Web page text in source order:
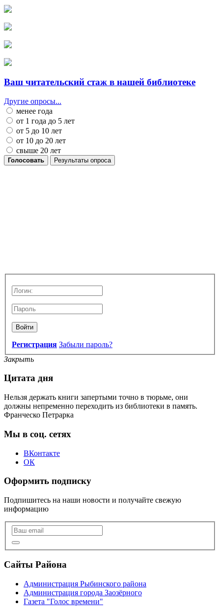
Ваш читательский стаж в нашей библиотеке
Другие опросы...
менее года
от 1 года до 5 лет
от 5 до 10 лет
от 10 до 20 лет
свыше 20 лет
Голосовать Результаты опроса
Войти
Регистрация Забыли пароль?
Закрыть
Цитата дня
Нельзя держать книги запертыми точно в тюрьме, они
должны непременно переходить из библиотеки в память.
Франческо Петрарка
Мы в соц. сетях
ВКонтакте
ОК
Оформить подписку
Подпишитесь на наши новости и получайте свежую
информацию
Сайты Района
Администрация Рыбинского района
Администрация города Заозёрного
Газета "Голос времени"